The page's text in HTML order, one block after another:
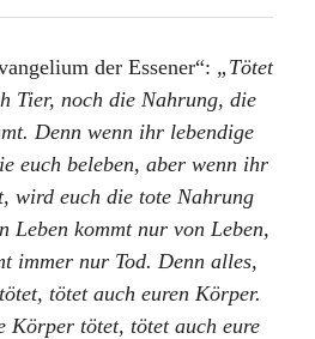
der Essener“: „Tötet
Tier, noch die Nahrung, die
Denn wenn ihr lebendige
euch beleben, aber wenn ihr
wird euch die tote Nahrung
Leben kommt nur von Leben,
immer nur Tod. Denn alles,
tötet auch euren Körper.
Körper tötet, tötet auch eure